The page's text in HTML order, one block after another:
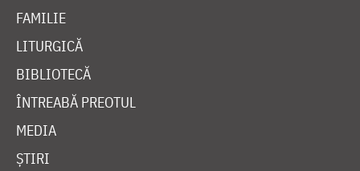
FAMILIE
LITURGICĂ
BIBLIOTECĂ
ÎNTREABĂ PREOTUL
MEDIA
ȘTIRI